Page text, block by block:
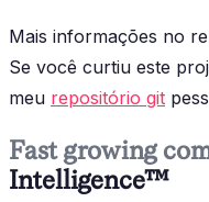
Mais informações no
Se você curtiu este
meu repositório git
Fast growing
Intelligence™